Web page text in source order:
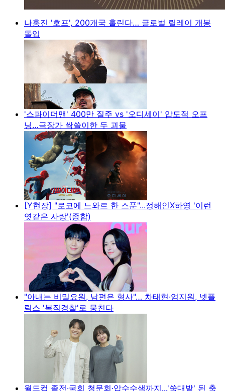
나홍진 '호프', 200개국 홀린다… 글로벌 릴레이 개봉
돌입
'스파이더맨' 400만 질주 vs '오디세이' 압도적 오프
닝…극장가 싹쓸이한 두 괴물
[Y현장] "로코에 느와르 한 스푼"...정해인X하영 '이런
엿같은 사랑'(종합)
"아내는 비밀요원, 남편은 형사"… 차태현·엄지원, 넷플
릭스 '복직경찰'로 뭉친다
월드컵 졸전·국회 청문회·압수수색까지...'쑥대밭' 된 축